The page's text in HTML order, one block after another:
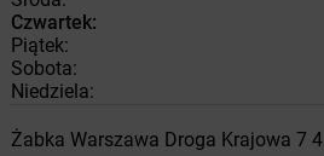
Czwartek:
Piątek:
Sobota:
Niedziela:
Żabka Warszawa Droga Krajowa 7 4